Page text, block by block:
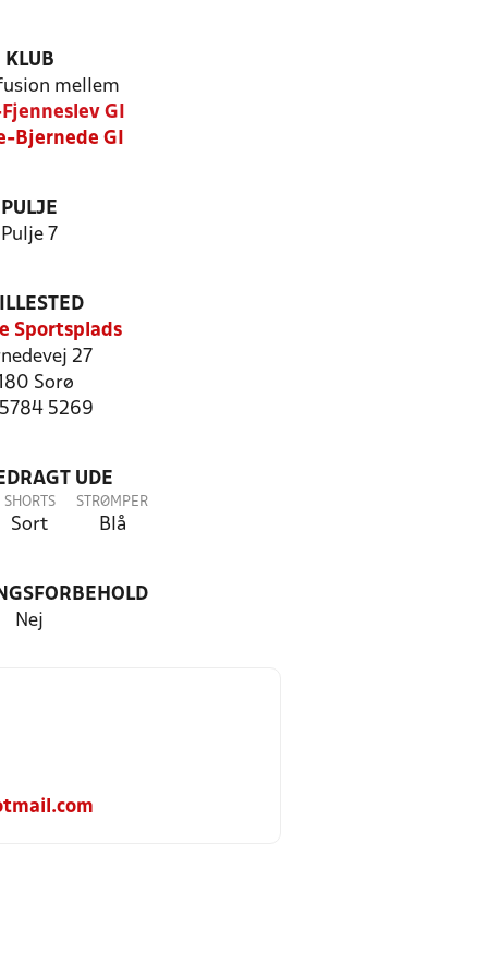
KLUB
mellem
GI
Bjernede GI
PULJE
Pulje 7
Sportsplads
27
Sorø
5784 5269
UDE
SHORTS
Sort
STRØMPER
Blå
Nej